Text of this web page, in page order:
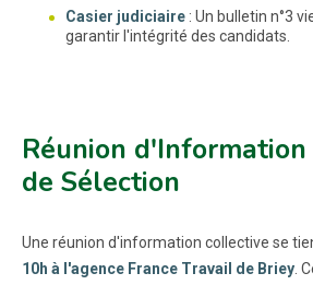
Casier judiciaire : Un bulletin n°3
garantir l'intégrité des candidats.
Réunion d'Information
de Sélection
Une réunion d'information collective se
10h à l'agence France Travail de Briey .